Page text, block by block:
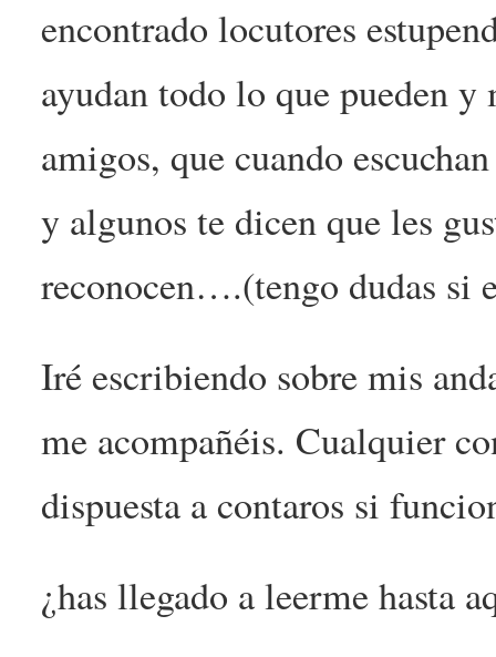
encontrado locutores
ayudan todo lo que pueden
amigos, que cuando
y algunos te dicen que les
reconocen….(tengo dudas si
Iré escribiendo sobre mis
me acompañéis. Cualquier
dispuesta a contaros si
¿has llegado a leerme hasta